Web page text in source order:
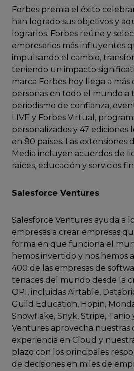
Forbes premia el éxito
han logrado sus objetivos y
lograrlos. Forbes reúne y
empresarios más influyentes
impulsando el cambio,
teniendo un impacto
marca Forbes hoy llega a más
personas en todo el mundo a
periodismo de confianza,
LIVE y Forbes Virtual,
personalizados y 47 ediciones
en 80 países. Las extensiones
Media incluyen acuerdos de
raíces, educación y servicios
Salesforce Ventures
Salesforce Ventures ayuda a
empresas a crear empresas
forma en que funciona el
hemos invertido y nos hemos
400 de las empresas de
tenaces del mundo desde la
OPI, incluidas Airtable,
Guild Education, Hopin,
Snowflake, Snyk, Stripe, Tanio
Ventures aprovecha nuestras
experiencia en Cloud y
plazo con los principales
de decisiones en miles de